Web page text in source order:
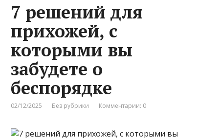
7 решений для
прихожей, с
которыми вы
забудете о
беспорядке
02/12/2025 Без рубрики Комментарии: 0